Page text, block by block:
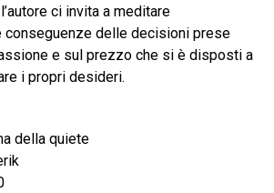
ci invita a meditare
conseguenze delle decisioni prese
e sul prezzo che si è disposti a
i propri desideri.
della quiete